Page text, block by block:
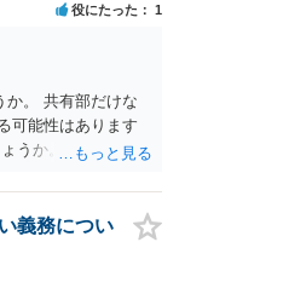
役にたった 1
か。 共有部だけな
可能性はあります
うか。 そうです
義務につい